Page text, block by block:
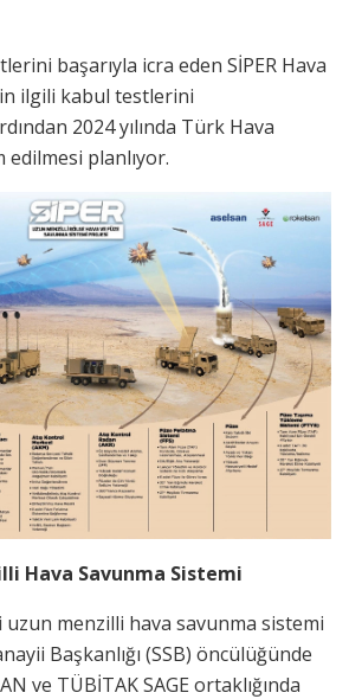
başarıyla icra eden SİPER Hava
ilgili kabul testlerini
2024 yılında Türk Hava
planlıyor.
Hava Savunma Sistemi
uzun menzilli hava savunma sistemi
Başkanlığı (SSB) öncülüğünde
ve TÜBİTAK SAGE ortaklığında